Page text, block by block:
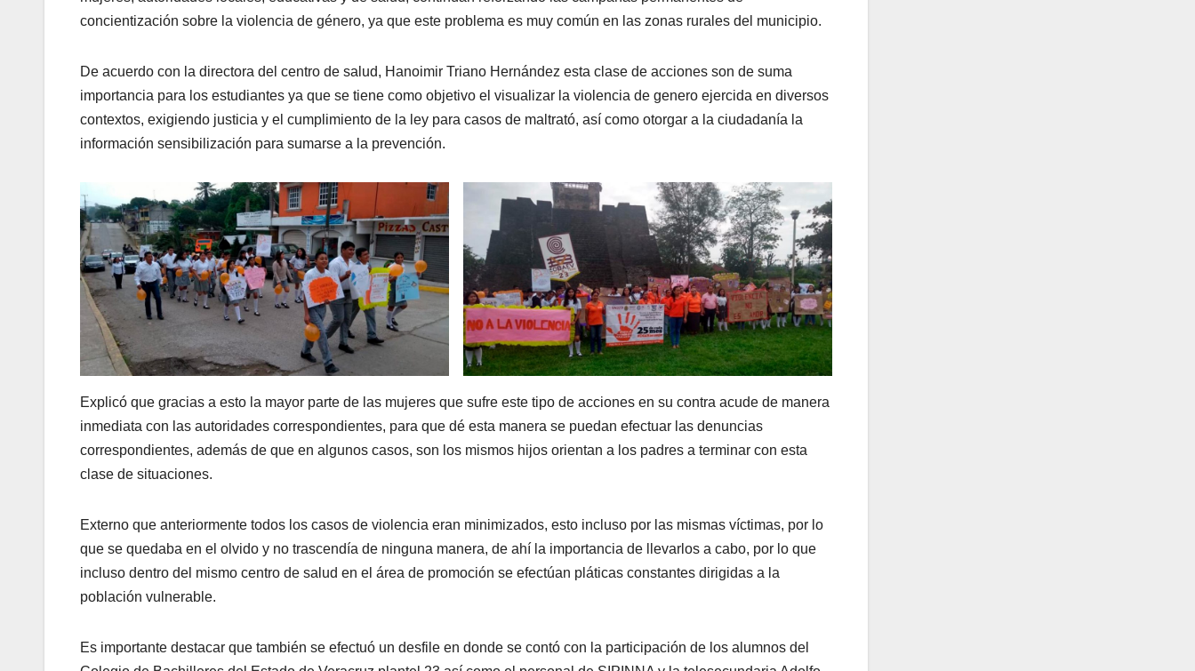
concientización sobre la violencia de género, ya que este problema es muy común en las zonas rurales del municipio.
De acuerdo con la directora del centro de salud, Hanoimir Triano Hernández esta clase de acciones son de suma
importancia para los estudiantes ya que se tiene como objetivo el visualizar la violencia de genero ejercida en diversos
contextos, exigiendo justicia y el cumplimiento de la ley para casos de maltrató, así como otorgar a la ciudadanía la
información sensibilización para sumarse a la prevención.
Explicó que gracias a esto la mayor parte de las mujeres que sufre este tipo de acciones en su contra acude de manera
inmediata con las autoridades correspondientes, para que dé esta manera se puedan efectuar las denuncias
correspondientes, además de que en algunos casos, son los mismos hijos orientan a los padres a terminar con esta
clase de situaciones.
Externo que anteriormente todos los casos de violencia eran minimizados, esto incluso por las mismas víctimas, por lo
que se quedaba en el olvido y no trascendía de ninguna manera, de ahí la importancia de llevarlos a cabo, por lo que
incluso dentro del mismo centro de salud en el área de promoción se efectúan pláticas constantes dirigidas a la
población vulnerable.
Es importante destacar que también se efectuó un desfile en donde se contó con la participación de los alumnos del